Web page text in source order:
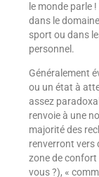
le monde parle
dans le
sport ou dans
personnel.
Généralement
ou un état à
assez
renvoie à une
majorité des
renverront vers
zone de confort
vous ?), «